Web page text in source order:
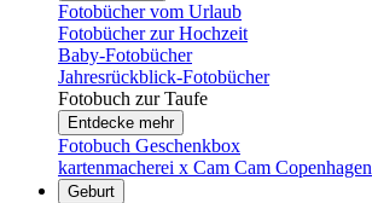
Fotobücher vom Urlaub
Fotobücher zur Hochzeit
Baby-Fotobücher
Jahresrückblick-Fotobücher
Fotobuch zur Taufe
Entdecke mehr
Fotobuch Geschenkbox
kartenmacherei x Cam Cam Copenhagen
Geburt